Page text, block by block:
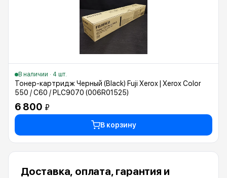
В наличии · 4 шт.
Тонер-картридж Черный (Black) Fuji Xerox | Xerox Color
550 / C60 / PLC9070 (006R01525)
6 800 ₽
В корзину
Доставка, оплата, гарантия и